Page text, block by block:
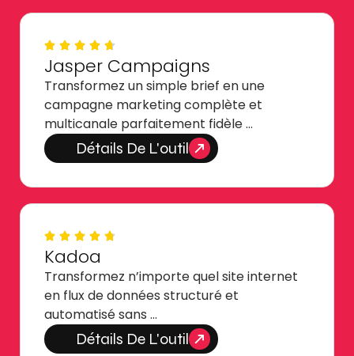
Jasper Campaigns
Transformez un simple brief en une
campagne marketing complète et
multicanale parfaitement fidèle …
Détails De L'outil
Kadoa
Transformez n’importe quel site internet
en flux de données structuré et
automatisé sans …
Détails De L'outil